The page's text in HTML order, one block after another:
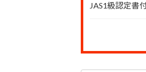
JAS1級認定